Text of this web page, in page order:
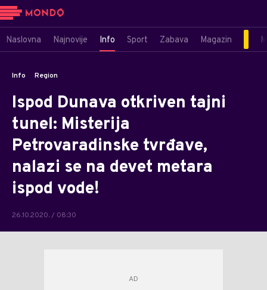
Naslovna Najnovije Info Sport Zabava Magazin
Info Region
Ispod Dunava otkriven tajni
tunel: Misterija
Petrovaradinske tvrđave,
nalazi se na devet metara
ispod vode!
26.10.2020. / 08:30